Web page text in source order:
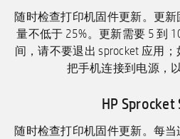
随时检查打印机固件更新。更
量不低于 25%。更新需要 5 到
间，请不要退出 sprocket 应用
把手机连接到电源，
HP Sprocket
随时检查打印机固件更新。每